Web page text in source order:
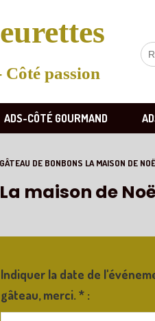
passion
ADS-CÔTÉ GOURMAND
GÂTEAU DE BONBONS LA MAISON DE
maison de
Indiquer la date de
gâteau, merci. * :